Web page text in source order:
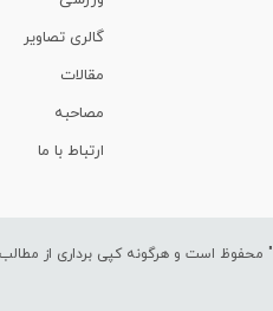
گالری تصاویر
مقالات
مصاحبه
ارتباط با ما
" محفوظ است و هرگونه کپی برداری از